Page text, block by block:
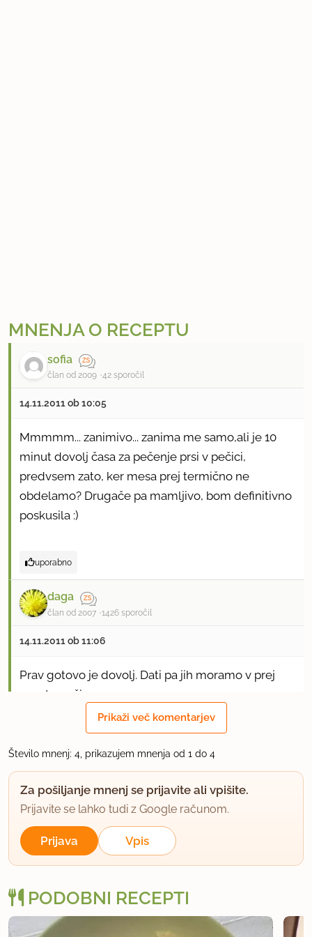
MNENJA O RECEPTU
sofia
član od 2009 42 sporočil
14.11.2011 ob 10:05
Mmmmm... zanimivo... zanima me samo,ali je 10
minut dovolj časa za pečenje prsi v pečici,
predvsem zato, ker mesa prej termično ne
obdelamo? Drugače pa mamljivo, bom definitivno
poskusila :)
uporabno
daga
član od 2007 1426 sporočil
14.11.2011 ob 11:06
Prav gotovo je dovolj. Dati pa jih moramo v prej
ogreto pečico.
sofia
18.11.2011 ob 9:10
Hvala, punce... bom poskusila v kratkem in pa
uporabno
Prikaži več komentarjev
Število mnenj: 4, prikazujem mnenja od 1 do 4
Za pošiljanje mnenj se prijavite ali vpišite.
Prijavite se lahko tudi z Google računom.
Prijava Vpis
PODOBNI RECEPTI